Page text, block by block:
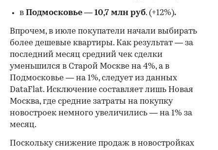
в Подмосковье — 10,7 млн руб. (+12%).
Впрочем, в июле покупатели начали выбирать
более дешевые квартиры. Как результат — за
последний месяц средний чек сделки
уменьшился в Старой Москве на 4%, а в
Подмосковье — на 1%, следует из данных
DataFlat. Исключение составляет лишь Новая
Москва, где средние затраты на покупку
новостроек немного увеличились — на 1% за
месяц.
Поскольку снижение продаж в новостройках